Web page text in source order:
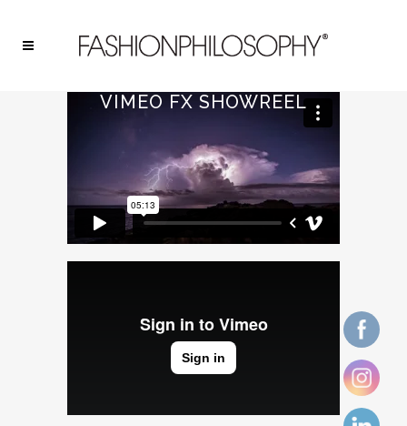
VIMEO FX SHOWREEL